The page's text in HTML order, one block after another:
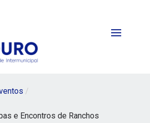
/
e Encontros de Ranchos